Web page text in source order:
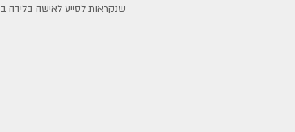
שנקראות לסייע לאישה בלידה